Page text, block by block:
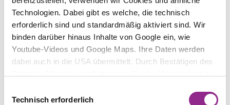
Technologien. Dabei gibt es welche, die technisch
erforderlich sind und standardmäßig aktiviert sind. Wir
binden darüber hinaus Inhalte von Google ein, wie
Youtube-Videos und Google Maps. Ihre Daten werden
dabei auch in die USA übermittelt. Durch Bestätigen des
Sie einzelne Kategorien an- oder abwählen und „Auswahl
Technisch erforderlich
Wo?:HÄRTING Rechtsanwälte, Chausseestr. 13,
10115 Berlin-Mitte
Anmeldungen
bitte per Mail bis zum 09.01. an
events@haerting.de